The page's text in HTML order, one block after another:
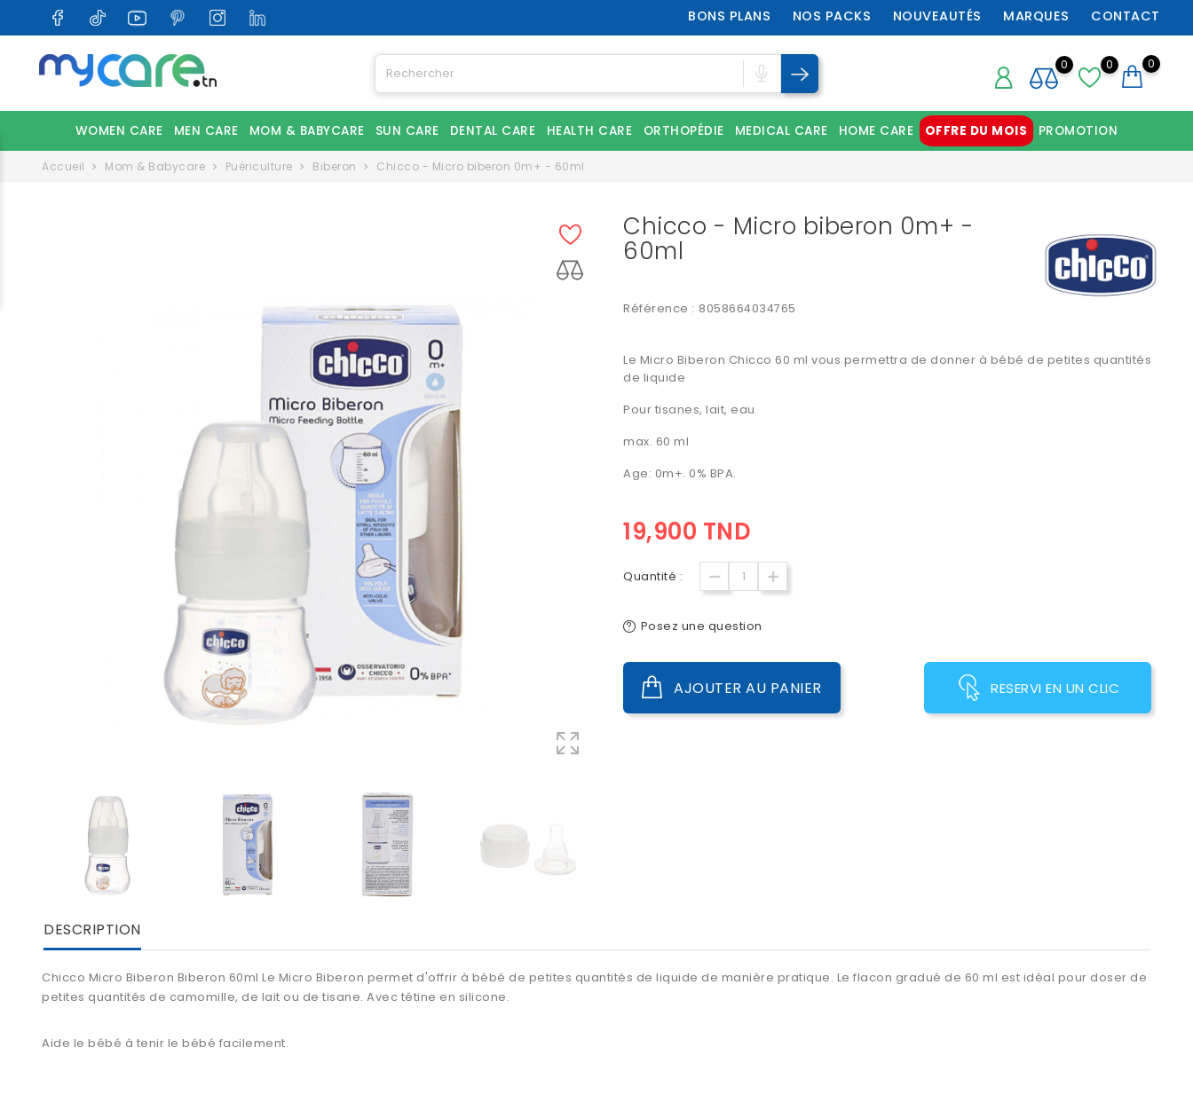
BONS PLANS NOS PACKS NOUVEAUTÉS MARQUES CONTACT
0 0
0
WOMEN CARE MEN CARE MOM & BABYCARE SUN CARE DENTAL CARE HEALTH CARE ORTHOPÉDIE MEDICAL CARE HOME CARE OFFRE DU MOIS PROMOTION
Accueil Mom & Babycare Puériculture Biberon Chicco - Micro biberon 0m+ - 60ml
Chicco - Micro biberon 0m+ -
60ml
Référence : 8058664034765
Le Micro Biberon Chicco 60 ml vous permettra de donner à bébé de petites quantités
de liquide
Pour tisanes, lait, eau
max. 60 ml
Age: 0m+. 0% BPA.
19,900 TND
Quantité :
Posez une question
AJOUTER AU PANIER RESERVI EN UN CLIC
DESCRIPTION
Chicco Micro Biberon Biberon 60ml Le Micro Biberon permet d'offrir à bébé de petites quantités de liquide de manière pratique. Le flacon gradué de 60 ml est idéal pour doser de
petites quantités de camomille, de lait ou de tisane. Avec tétine en silicone.
Aide le bébé à tenir le bébé facilement.